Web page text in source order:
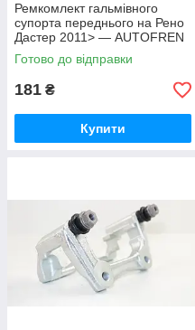
Ремкомлект гальмівного
супорта переднього на Рено
Дастер 2011> — AUTOFREN
SEINSA (Іспанія)D4935
Готово до відправки
181 ₴
Купити